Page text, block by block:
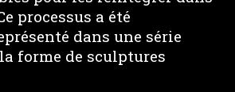
processus a été
dans une série
forme de sculptures